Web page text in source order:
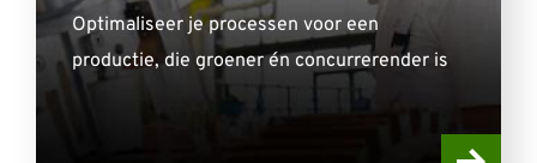
Optimaliseer je processen voor een
productie, die groener én concurrerender is